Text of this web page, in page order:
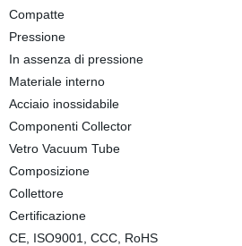
Compatte
Pressione
In assenza di pressione
Materiale interno
Acciaio inossidabile
Componenti Collector
Vetro Vacuum Tube
Composizione
Collettore
Certificazione
CE, ISO9001, CCC, RoHS